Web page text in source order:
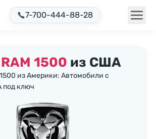
7-700-444-88-28
RAM 1500 из США
1500 из Америки: Автомобили с
ключ